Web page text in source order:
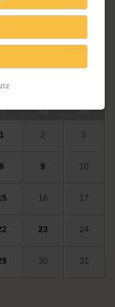
Kosten für die
eitag Samstag Sonntag
1 2 3
8 9 10
16 17
23 24
30 31